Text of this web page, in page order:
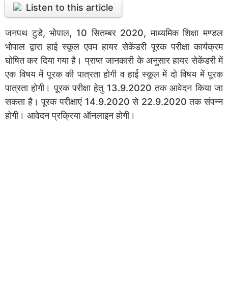
Listen to this article
जनपथ टुडे, भोपाल, 10 सितम्बर 2020, माध्यमिक शिक्षा मण्डल
भोपाल द्वारा हाई स्कूल एवम हायर सेकेंडरी पूरक परीक्षा कार्यक्रम
घोषित कर दिया गया है। प्राप्त जानकारी के अनुसार हायर सेकेंडरी में
एक विषय में पूरक की पात्रता होगी व हाई स्कूल में दो विषय में पूरक
पात्रता होगी। पूरक परीक्षा हेतु 13.9.2020 तक आवेदन किया जा
सकता है। पूरक परीक्षाएं 14.9.2020 से 22.9.2020 तक संपन्न
होगी। आवेदन प्रक्रिया ऑनलाइन होगी।